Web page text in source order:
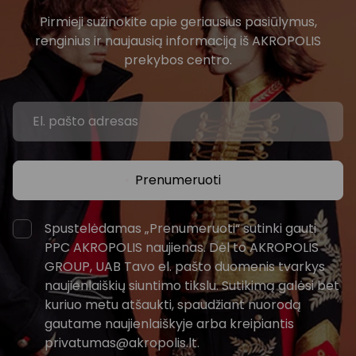
Pirmieji sužinokite apie geriausius pasiūlymus,
renginius ir naujausią informaciją iš AKROPOLIS
prekybos centro.
Prenumeruoti
Spustelėdamas „Prenumeruoti“ sutinki gauti
PPC AKROPOLIS naujienas. Dėl to AKROPOLIS
GROUP, UAB Tavo el. pašto duomenis tvarkys
naujienlaiškių siuntimo tikslu. Sutikimą galėsi bet
kuriuo metu atšaukti, spaudžiant nuorodą
gautame naujienlaiškyje arba kreipiantis
privatumas@akropolis.lt.